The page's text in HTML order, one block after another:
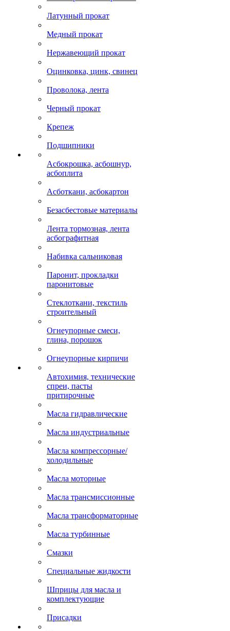
Латунный прокат
Медный прокат
Нержавеющий прокат
Оцинковка, цинк, свинец
Проволока, лента
Черный прокат
Крепеж
Подшипники
Асбокрошка, асбошнур,
асбоплита
Асботкани, асбокартон
Безасбестовые материалы
Лента тормозная, лента
асбографитная
Набивка сальниковая
Паронит, прокладки
паронитовые
Стеклоткани, текстиль
строительный
Огнеупорные смеси,
глина, порошок
Огнеупорные кирпичи
Автохимия, технические
спреи, пасты
притирочные
Масла гидравлические
Масла индустриальные
Масла компрессорные/
холодильные
Масла моторные
Масла трансмиссионные
Масла трансформаторные
Масла турбинные
Смазки
Специальные жидкости
Шприцы для масла и
комплектующие
Присадки